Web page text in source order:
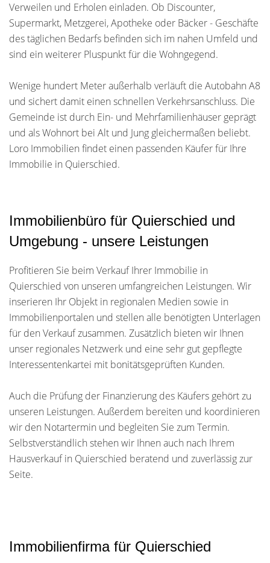
Verweilen und Erholen einladen. Ob Discounter,
Supermarkt, Metzgerei, Apotheke oder Bäcker - Geschäfte
des täglichen Bedarfs befinden sich im nahen Umfeld und
sind ein weiterer Pluspunkt für die Wohngegend.
Wenige hundert Meter außerhalb verläuft die Autobahn A8
und sichert damit einen schnellen Verkehrsanschluss. Die
Gemeinde ist durch Ein- und Mehrfamilienhäuser geprägt
und als Wohnort bei Alt und Jung gleichermaßen beliebt.
Loro Immobilien findet einen passenden Käufer für Ihre
Immobilie in Quierschied.
Immobilienbüro für Quierschied und
Umgebung - unsere Leistungen
Profitieren Sie beim Verkauf Ihrer Immobilie in
Quierschied von unseren umfangreichen Leistungen. Wir
inserieren Ihr Objekt in regionalen Medien sowie in
Immobilienportalen und stellen alle benötigten Unterlagen
für den Verkauf zusammen. Zusätzlich bieten wir Ihnen
unser regionales Netzwerk und eine sehr gut gepflegte
Interessentenkartei mit bonitätsgeprüften Kunden.
Auch die Prüfung der Finanzierung des Käufers gehört zu
unseren Leistungen. Außerdem bereiten und koordinieren
wir den Notartermin und begleiten Sie zum Termin.
Selbstverständlich stehen wir Ihnen auch nach Ihrem
Hausverkauf in Quierschied beratend und zuverlässig zur
Seite.
Immobilienfirma für Quierschied